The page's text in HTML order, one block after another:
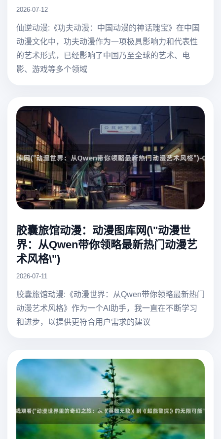
2026-07-12
仙逆动漫:《功夫动漫：中国动漫的神话瑰宝》在中国
动漫文化中，功夫动漫作为一项极具影响力和代表性
的艺术形式，已经影响了中国乃至全球的艺术、电
影、游戏等多个领域
胶囊旅馆动漫：动漫图库网(\"动漫世
界：从Qwen带你领略最新热门动漫艺
术风格\")
2026-07-11
胶囊旅馆动漫:《动漫世界：从Qwen带你领略最新热门
动漫艺术风格》作为一个AI助手，我一直在不断学习
和进步，以提供更符合用户需求的建议